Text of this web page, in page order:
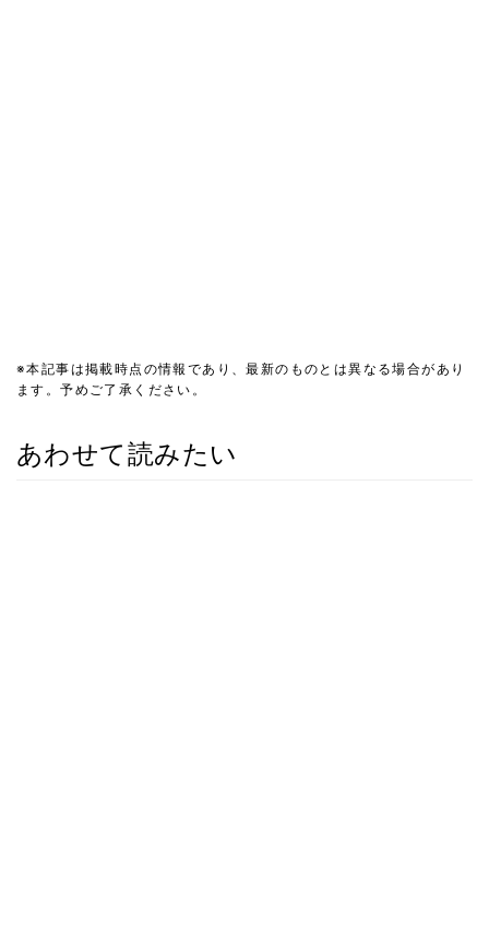
※本記事は掲載時点の情報であり、最新のものとは異なる場合があり
ます。予めご了承ください。
あわせて読みたい